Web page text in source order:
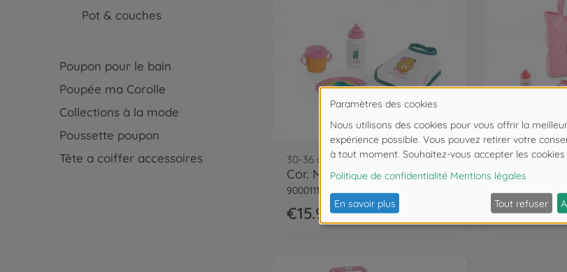
Pot & couches
Poupon pour le bain
Poupée ma Corolle
Collections à la mode
Poussette poupon
Tête a coiffer accessoires
30-36 cm
Cor. MPP 30cm Set repas
9000111130
€15.99
30-36 cm
9000110440
€36.99